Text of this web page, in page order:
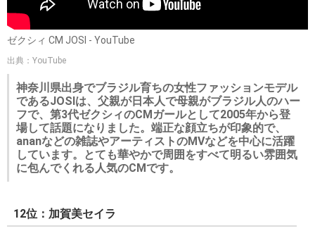
ゼクシィ CM JOSI - YouTube
出典：YouTube
神奈川県出身でブラジル育ちの女性ファッションモデル
であるJOSIは、父親が日本人で母親がブラジル人のハー
フで、第3代ゼクシィのCMガールとして2005年から登
場して話題になりました。端正な顔立ちが印象的で、
ananなどの雑誌やアーティストのMVなどを中心に活躍
しています。とても華やかで周囲をすべて明るい雰囲気
に包んでくれる人気のCMです。
12位：加賀美セイラ